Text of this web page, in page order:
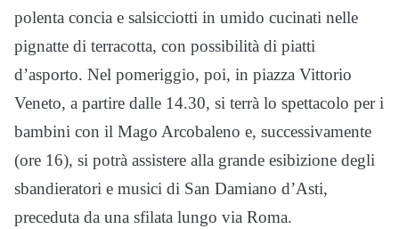
polenta concia e salsicciotti in umido cucinati nelle
pignatte di terracotta, con possibilità di piatti
d’asporto. Nel pomeriggio, poi, in piazza Vittorio
Veneto, a partire dalle 14.30, si terrà lo spettacolo per i
bambini con il Mago Arcobaleno e, successivamente
(ore 16), si potrà assistere alla grande esibizione degli
sbandieratori e musici di San Damiano d’Asti,
preceduta da una sfilata lungo via Roma.